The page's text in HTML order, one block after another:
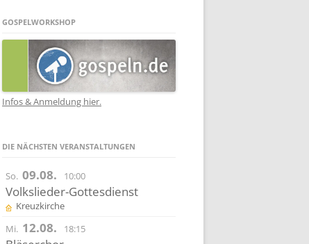
GOSPELWORKSHOP
Infos & Anmeldung hier.
DIE NÄCHSTEN VERANSTALTUNGEN
So. 09.08. 10:00
Volkslieder-Gottesdienst
Kreuzkirche
Mi. 12.08. 18:15